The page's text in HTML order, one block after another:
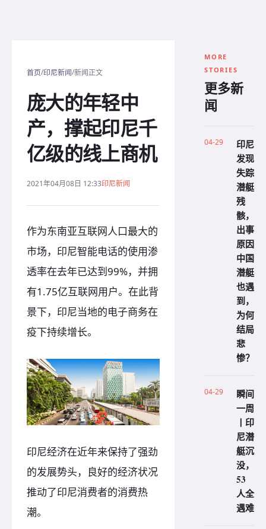
首页/印尼新闻/新闻正文
庞大的年轻中
产，撑起印尼千
亿级的线上商机
2021年04月08日 12:33印尼新闻
作为东南亚互联网人口最大的
市场，印尼智能电话的使用渗
透率在去年已达到99%，并拥
有1.75亿互联网用户。在此背
景下，印尼当地的电子商务在
疫下持续增长。
印尼经济在近年来保持了强劲
的发展势头，良好的经济状况
推动了印尼消费者的消费热
潮。
MORE
STORIES
更多新
闻
04-29
印尼
发现
失踪
潜艇
残
骸，
出事
原因
中国
潜艇
也遇
到，
为何
结局
悲
惨？
04-29
瞬间
一周
丨印
尼潜
艇沉
没，
53
人全
遇难